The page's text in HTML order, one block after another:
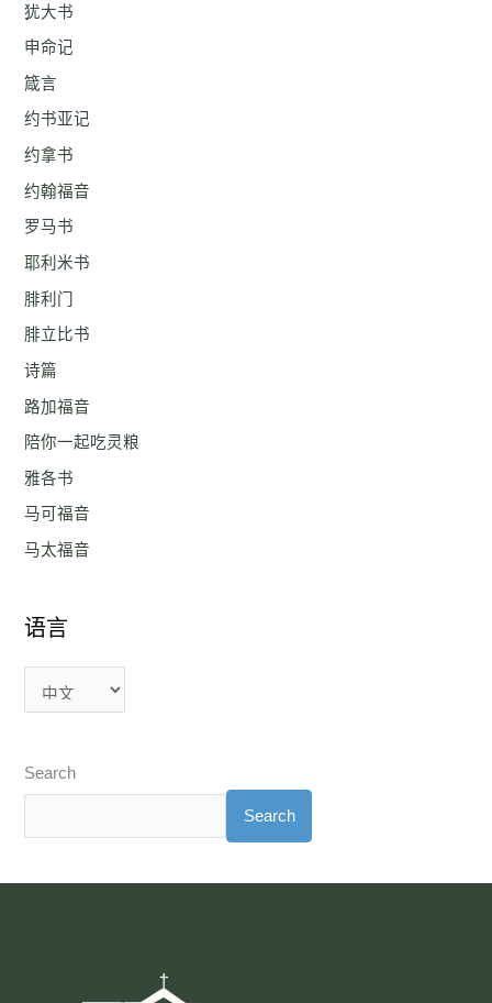
犹大书
申命记
箴言
约书亚记
约拿书
约翰福音
罗马书
耶利米书
腓利门
腓立比书
诗篇
路加福音
陪你一起吃灵粮
雅各书
马可福音
马太福音
语言
Search
Search